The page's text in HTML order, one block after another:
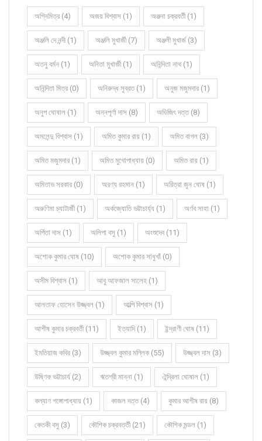
অগ্নিমিত্র (4) অজয় বিশ্বাস (1) অঞ্জনা চক্রবর্তী (1)
অঞ্জলি দে নন্দী (1) অঞ্জলি মুখার্জী (7) অঞ্জলী মুখার্জ (3)
অতনু বর্মন (1) অনিতা মুখার্জী (1) অনিন্দিতা নাথ (1)
অনিন্দিতা মিত্র (0) অনিরুদ্ধ সুব্রত (1) অনুজ মজুমদার (1)
অনুপ ঘোষাল (1) অন্নপূর্ণা দাস (8) অভিজিৎ দত্ত (8)
অমলেন্দু বিশ্বাস (1) অমিত কুমার রায় (1) অমিত বাগল (3)
অমিত মজুমদার (1) অমিত মুখোপাধ্যায় (0) অমিত রায় (1)
অমিতাভ সরকার (0) অরণ্য রহমান (1) অরিত্রা জুন ঘোষ (1)
অরুণিমা চ্যাটার্জী (1) অর্কজ্যোতি ভট্টাচার্য্য (1) অর্ণব সাহা (1)
অর্পিতা দাস (1) অলিপা বসু (1) অংশুদেব (11)
অশোক কুমার ঘোষ (10) অশোক কুমার সাধুখাঁ (0)
অসীম বিশ্বাস (1) আবু আফজাল সালেহ (1)
আলতাফ হোসেন উজ্জ্বল (1) আল্পি বিশ্বাস (1)
আশীষ কুমার চক্রবর্তী (11) ইত্যাদি (1) ইন্দ্রাণী ঘোষ (11)
ইমতিয়াজ কবির (3) উজ্জ্বল কুমার মল্লিক (55) উজ্জ্বল দাস (3)
উষ্ণিক ভট্টাচার্য (2) ঋতশ্রী মান্না (1) ঐন্দ্রিলা ঘোষাল (1)
কল্যাণ গঙ্গোপাধ্যায় (1) কাজল দত্ত (4) কুমার আশীষ রায় (8)
কেতকী বসু (3) কৌশিক চক্রবর্ত্তী (21) কৌশিক মন্ডল (1)